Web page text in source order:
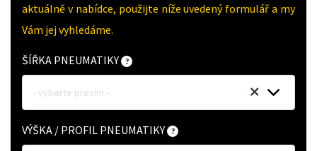
aktuálně v nabídce, použijte níže uvedený formulář a my
Vám jej vyhledáme.
ŠÍŘKA PNEUMATIKY
- vyberte prosím -
VÝŠKA / PROFIL PNEUMATIKY